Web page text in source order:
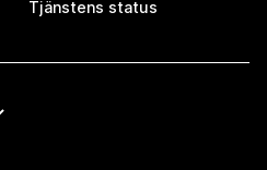
Tjänstens status